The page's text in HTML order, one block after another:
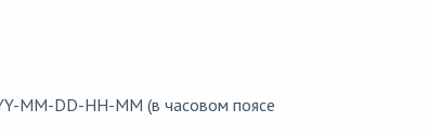
MM-DD-HH-MM (в часовом поясе